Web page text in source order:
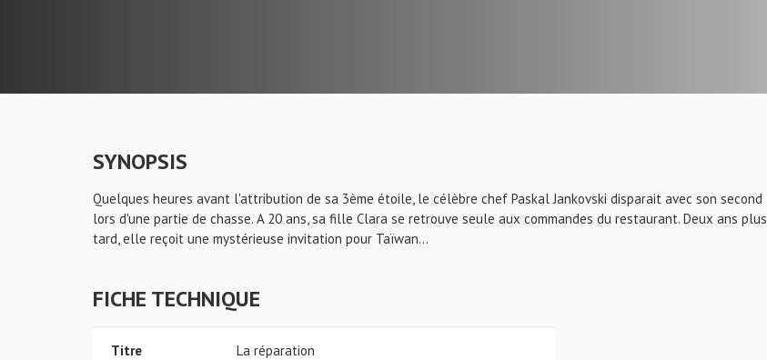
SYNOPSIS
Quelques heures avant l'attribution de sa 3ème étoile, le célèbre chef Paskal Jankovski disparait avec son second
lors d'une partie de chasse. A 20 ans, sa fille Clara se retrouve seule aux commandes du restaurant. Deux ans plus
tard, elle reçoit une mystérieuse invitation pour Taïwan...
FICHE TECHNIQUE
Titre La réparation